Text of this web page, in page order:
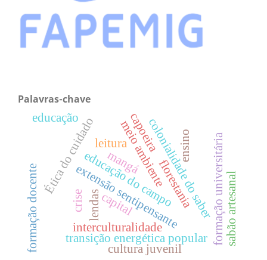
Palavras-chave
extensão sentipensantecolonialidade do saber
florestania
Ética do cuidadoeducação do campo
interculturalidade
formação docente transição energética popular
crise capital
meio ambiente formação universitária
ensino
educação
mangá
leitura
cultura juvenil
capoeira
lendas sabão artesanal